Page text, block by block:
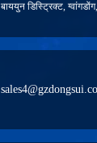
बाययुन डिस्ट्रिक्ट,